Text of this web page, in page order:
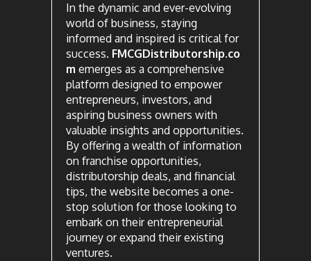
In the dynamic and ever-evolving
world of business, staying
informed and inspired is critical for
success. FMCGDistributorship.co
m emerges as a comprehensive
platform designed to empower
entrepreneurs, investors, and
aspiring business owners with
valuable insights and opportunities.
By offering a wealth of information
on franchise opportunities,
distributorship deals, and financial
tips, the website becomes a one-
stop solution for those looking to
embark on their entrepreneurial
journey or expand their existing
ventures.